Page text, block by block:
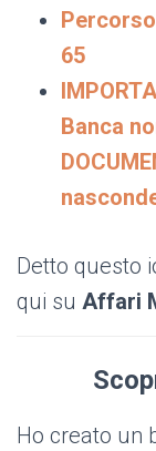
65
Banca
Detto questo
qui su Affari
Ho creato un